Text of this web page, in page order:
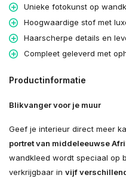
Unieke fotokunst op
Hoogwaardige stof met
Haarscherpe details en
Compleet geleverd met
Productinformatie
Blikvanger voor je muur
Geef je interieur direct meer
portret van middeleeuwse
wandkleed wordt speciaal op
verkrijgbaar in vijf